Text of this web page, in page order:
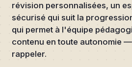
révision personnalisées, un
sécurisé qui suit la
qui permet à l'équipe
contenu en toute autonomie
rappeler.